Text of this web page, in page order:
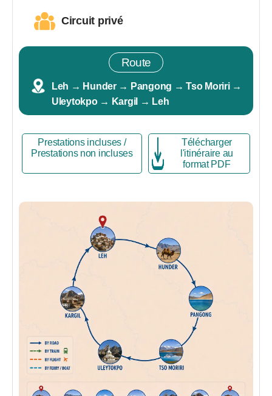
Circuit privé
Route
Leh → Hunder → Pangong → Tso Moriri →
Uleytokpo → Kargil → Leh
Prestations incluses /
Prestations non incluses
Télécharger
l'itinéraire au
format PDF